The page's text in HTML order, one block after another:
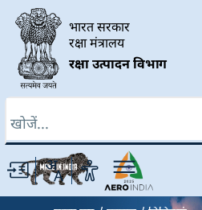
Skip to main content
भारत सरकार
रक्षा मंत्रालय
रक्षा उत्पादन विभाग